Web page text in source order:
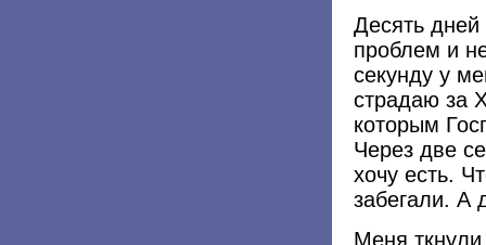
Десять
проблем и
секунду у
страдаю за
которым
Через две
хочу есть.
забегали. А
Меня ткнули